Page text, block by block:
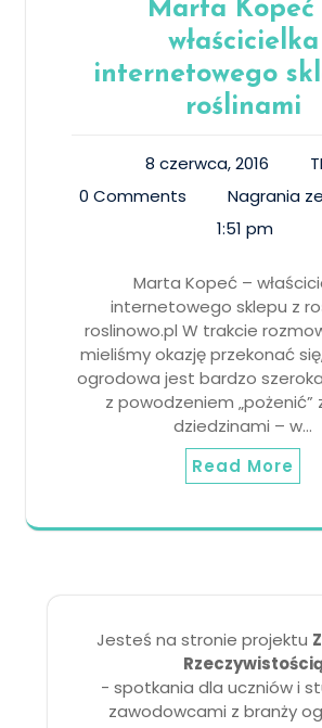
Marta Kopeć
właścicielka
internetowego
roślinami
8 czerwca, 2016
0 Comments
Nagrania
1:51 pm
Marta Kopeć –
internetowego sklepu z
roslinowo.pl W trakcie
mieliśmy okazję przekonać
ogrodowa jest bardzo
z powodzeniem „pożenić”
dziedzinami – w…
Read More
Jesteś na stronie projektu
- spotkania dla uczniów i
zawodowcami z branży